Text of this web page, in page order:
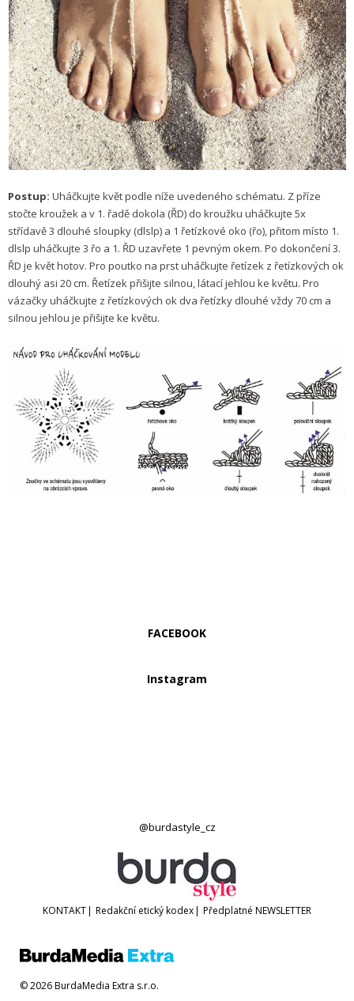
Postup: Uháčkujte květ podle níže uvedeného schématu. Z příze
stočte kroužek a v 1. řadě dokola (ŘD) do kroužku uháčkujte 5x
střídavě 3 dlouhé sloupky (dlslp) a 1 řetízkové oko (řo), přitom místo 1.
dlslp uháčkujte 3 řo a 1. ŘD uzavřete 1 pevným okem. Po dokončení 3.
ŘD je květ hotov. Pro poutko na prst uháčkujte řetízek z řetízkových ok
dlouhý asi 20 cm. Řetízek přišijte silnou, látací jehlou ke květu. Pro
vázačky uháčkujte z řetízkových ok dva řetízky dlouhé vždy 70 cm a
silnou jehlou je přišijte ke květu.
FACEBOOK
Instagram
@burdastyle_cz
KONTAKT| Redakční etický kodex| Předplatné NEWSLETTER
© 2026 BurdaMedia Extra s.r.o.